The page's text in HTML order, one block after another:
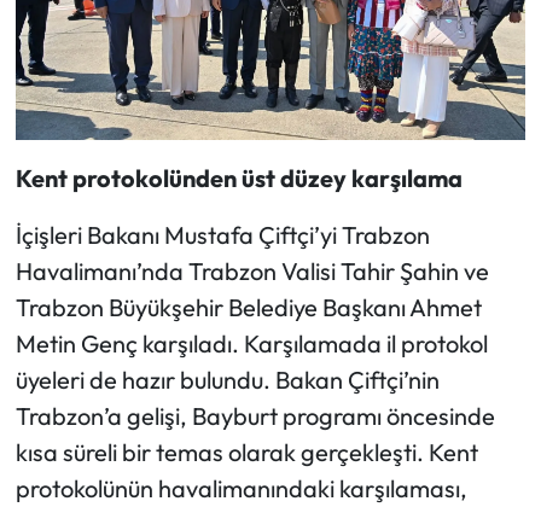
Kent protokolünden üst düzey karşılama
İçişleri Bakanı Mustafa Çiftçi’yi Trabzon
Havalimanı’nda Trabzon Valisi Tahir Şahin ve
Trabzon Büyükşehir Belediye Başkanı Ahmet
Metin Genç karşıladı. Karşılamada il protokol
üyeleri de hazır bulundu. Bakan Çiftçi’nin
Trabzon’a gelişi, Bayburt programı öncesinde
kısa süreli bir temas olarak gerçekleşti. Kent
protokolünün havalimanındaki karşılaması,